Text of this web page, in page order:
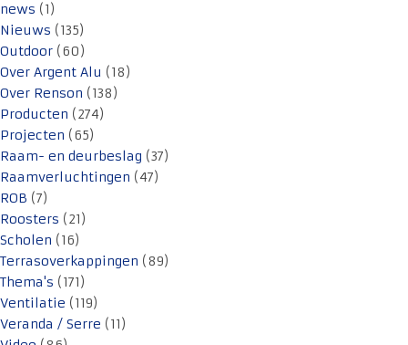
news (1)
Nieuws (135)
Outdoor (60)
Over Argent Alu (18)
Over Renson (138)
Producten (274)
Projecten (65)
Raam- en deurbeslag (37)
Raamverluchtingen (47)
ROB (7)
Roosters (21)
Scholen (16)
Terrasoverkappingen (89)
Thema's (171)
Ventilatie (119)
Veranda / Serre (11)